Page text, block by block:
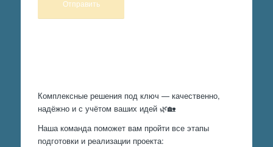
Комплексные решения под ключ — качественно,
надёжно и с учётом ваших идей 🌿🏡
Наша команда поможет вам пройти все этапы
подготовки и реализации проекта: